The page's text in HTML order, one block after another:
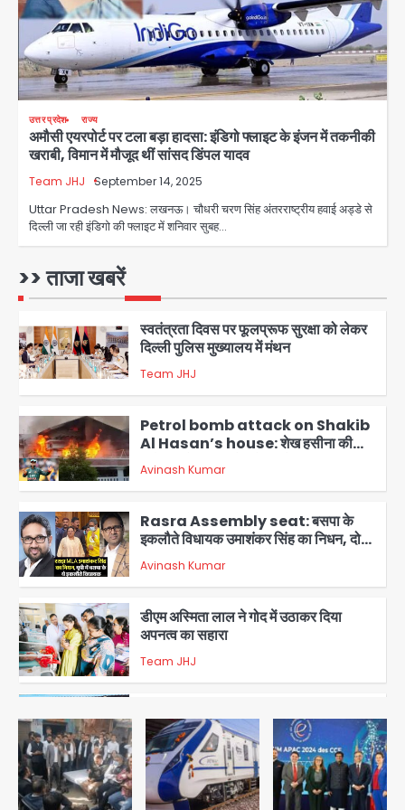
उत्तर प्रदेश राज्य
अमौसी एयरपोर्ट पर टला बड़ा हादसा: इंडिगो फ्लाइट के इंजन में तकनीकी
खराबी, विमान में मौजूद थीं सांसद डिंपल यादव
Team JHJ September 14, 2025
Uttar Pradesh News: लखनऊ। चौधरी चरण सिंह अंतरराष्ट्रीय हवाई अड्डे से
दिल्ली जा रही इंडिगो की फ्लाइट में शनिवार सुबह…
>> ताजा खबरें
पेट्रोल बम से हमला
4
Rasra Assembly seat: बसपा के
इकलौते विधायक उमाशंकर सिंह का निधन, दो
साल से कैंसर से जूझ रहे थे
Avinash Kumar
डीएम अस्मिता लाल ने गोद में उठाकर दिया
अपनत्व का सहारा
Team JHJ
1
आॅपरेशन विस्टा 1.0: वीजा शर्तों का उल्लंघन
करने वाले 11 बांग्लादेशी नागरिक सेंट्रल जिला
2
स्वतंत्रता दिवस पर फूलप्रूफ सुरक्षा को लेकर
दिल्ली पुलिस मुख्यालय में मंथन
Team JHJ
3
Petrol bomb attack on Shakib
Al Hasan’s house: शेख हसीना की
वर्चुअल प्रेस कॉन्फ्रेंस में जुड़ने पर भड़का
गुस्सा, शाकिब अल हसन के मगुरा स्थित घर पर
पेट्रोल बम से हमला
Avinash Kumar
4
Rasra Assembly seat: बसपा के
इकलौते विधायक उमाशंकर सिंह का निधन, दो
साल से कैंसर से जूझ रहे थे
Avinash Kumar
5
डीएम अस्मिता लाल ने गोद में उठाकर दिया
अपनत्व का सहारा
Team JHJ
1
करने वाले 11 बांग्लादेशी नागरिक सेंट्रल जिला
पुलिस के हत्थे चढ़े
Team JHJ